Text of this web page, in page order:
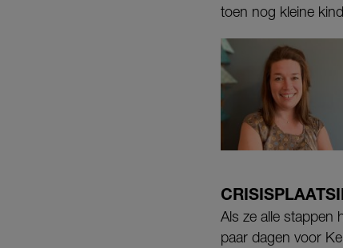
toen nog kleine
Als ze alle stappen
paar dagen voor